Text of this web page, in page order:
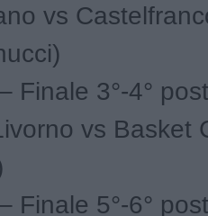
vs
Finale 3°-4°
vs Basket
Finale 5°-6°